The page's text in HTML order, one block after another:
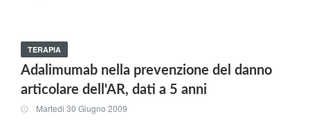
TERAPIA
Adalimumab nella prevenzione del danno
articolare dell'AR, dati a 5 anni
Martedi 30 Giugno 2009